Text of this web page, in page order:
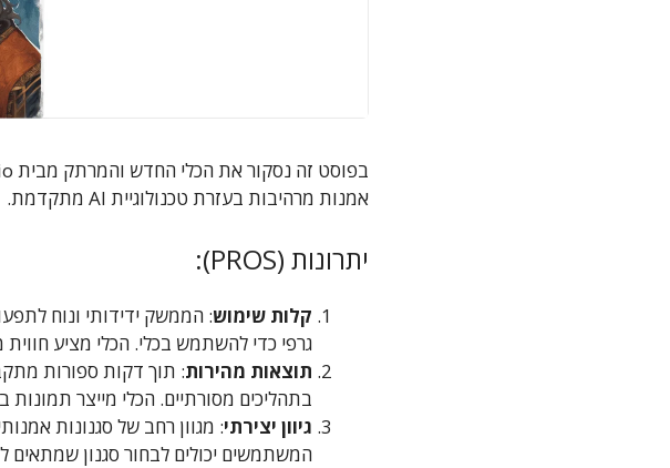
בפוסט זה נסקור את הכלי החדש והמרתק מבית Magic Studio – ה-
אמנות מרהיבות בעזרת טכנולוגיית AI מתקדמת.
יתרונות (PROS):
קלות שימוש: הממשק ידידותי ונוח
גרפי כדי להשתמש בכלי. הכלי מציע
תוצאות מהירות: תוך דקות ספורות
בתהליכים מסורתיים. הכלי מייצר תמונות
גיוון יצירתי: מגוון רחב של סגנונות
המשתמשים יכולים לבחור סגנון שמתאים